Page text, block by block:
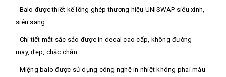
- Balo được thiết kế lồng ghép thương hiệu UNISWAP siêu xinh,
siêu sang
- Chi tiết mắt sắc sảo được in decal cao cấp, không đường
may, đẹp, chắc chắn
- Miệng balo được sử dụng công nghệ in nhiệt không phai màu